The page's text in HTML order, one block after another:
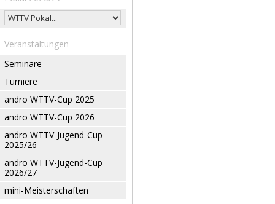
Veranstaltungen
Seminare
Turniere
andro WTTV-Cup 2025
andro WTTV-Cup 2026
andro WTTV-Jugend-Cup
2025/26
andro WTTV-Jugend-Cup
2026/27
mini-Meisterschaften